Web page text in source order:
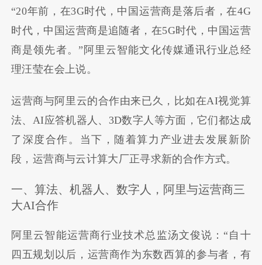
“20年前，在3G时代，中国运营商是落后者，在4G
时代，中国运营商是追随者，在5G时代，中国运营
商是领先者。”阿里云智能文化传媒通讯行业总经
理汪莹在会上说。
运营商与阿里云的合作由来已久，比如在AI视觉算
法、AI应答机器人、3D数字人等方面，它们都达成
了深度合作。当下，随着算力产业进去发展新阶
段，运营商与云计算大厂正寻求新的合作方式。
一、算法、机器人、数字人，阿里与运营商三
大AI合作
阿里云智能运营商行业技术总监汤文俊说：“自十
四五规划以后，运营商作为东数西算的参与者，有